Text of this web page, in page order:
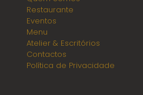
Restaurante
Eventos
Menu
Atelier & Escritórios
Contactos
Política de Privacidade